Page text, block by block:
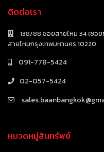
ติดต่อเรา
138/88 ซอยสายไหม 34 (ซอ
สายไหมกรุงเทพมหานคร 10220
091-778-5424
02-057-5424
หมวดหมู่สินทรัพย์